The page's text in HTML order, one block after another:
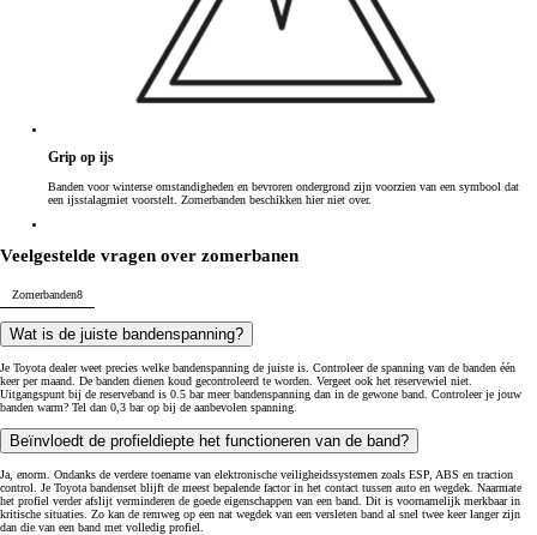
Grip op ijs
Banden voor winterse omstandigheden en bevroren ondergrond zijn voorzien van een symbool dat
een ijsstalagmiet voorstelt. Zomerbanden beschikken hier niet over.
Veelgestelde vragen over zomerbanen
Zomerbanden8
Wat is de juiste bandenspanning?
Je Toyota dealer weet precies welke bandenspanning de juiste is. Controleer de spanning van de banden één
keer per maand. De banden dienen koud gecontroleerd te worden. Vergeet ook het reservewiel niet.
Uitgangspunt bij de reserveband is 0.5 bar meer bandenspanning dan in de gewone band. Controleer je jouw
banden warm? Tel dan 0,3 bar op bij de aanbevolen spanning.
Beïnvloedt de profieldiepte het functioneren van de band?
Ja, enorm. Ondanks de verdere toename van elektronische veiligheidssystemen zoals ESP, ABS en traction
control. Je Toyota bandenset blijft de meest bepalende factor in het contact tussen auto en wegdek. Naarmate
het profiel verder afslijt verminderen de goede eigenschappen van een band. Dit is voornamelijk merkbaar in
kritische situaties. Zo kan de remweg op een nat wegdek van een versleten band al snel twee keer langer zijn
dan die van een band met volledig profiel.